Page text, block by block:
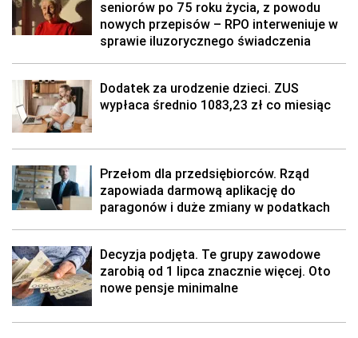
seniorów po 75 roku życia, z powodu
nowych przepisów – RPO interweniuje w
sprawie iluzorycznego świadczenia
Dodatek za urodzenie dzieci. ZUS
wypłaca średnio 1083,23 zł co miesiąc
Przełom dla przedsiębiorców. Rząd
zapowiada darmową aplikację do
paragonów i duże zmiany w podatkach
Decyzja podjęta. Te grupy zawodowe
zarobią od 1 lipca znacznie więcej. Oto
nowe pensje minimalne